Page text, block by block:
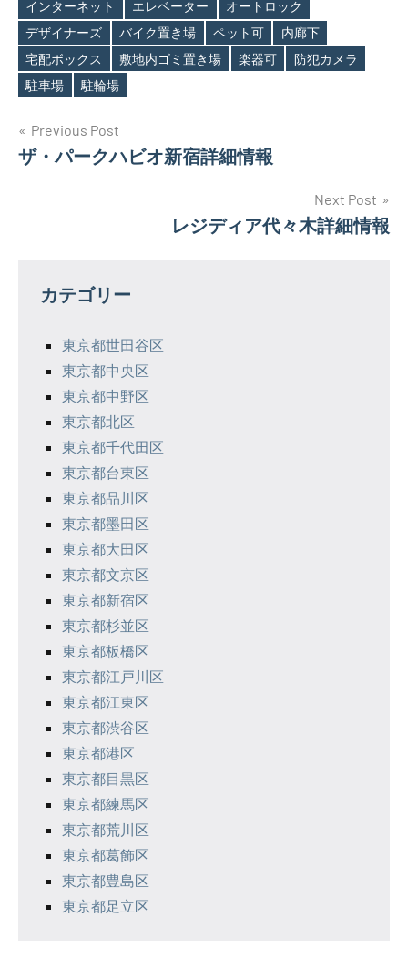
Tags
インターネット
エレベーター
オートロック
デザイナーズ
バイク置き場 ペット可
内廊下
宅配ボックス
敷地内ゴミ置き場 楽器可
防犯カメラ
駐車場
駐輪場
投
稿
ー
Previous Post
ザ・パークハビオ新宿詳細情報
Next Post
レジディア代々木詳細情報
カテゴリー
東京都世田谷区
東京都中央区
東京都中野区
東京都北区
東京都千代田区
東京都台東区
東京都品川区
東京都墨田区
東京都大田区
東京都文京区
東京都新宿区
東京都杉並区
東京都板橋区
東京都江戸川区
東京都江東区
東京都渋谷区
東京都港区
東京都目黒区
東京都練馬区
東京都荒川区
東京都葛飾区
東京都豊島区
東京都足立区